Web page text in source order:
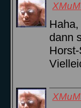
Haha,
dann